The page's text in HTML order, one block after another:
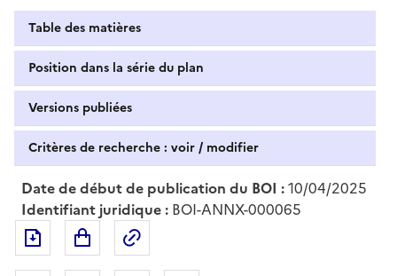
Table des matières
Position dans la série du plan
Versions publiées
Critères de recherche : voir / modifier
Date de début de publication du BOI :10/04/2025
Identifiant juridique : BOI-ANNX-000065
Exporter le document au format pdf